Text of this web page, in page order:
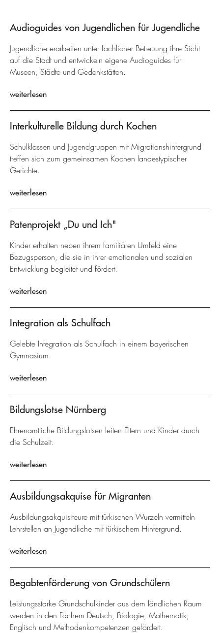
Audioguides von Jugendlichen für Jugendliche
Jugendliche erarbeiten unter fachlicher Betreuung ihre Sicht
auf die Stadt und entwickeln eigene Audioguides für
Museen, Städte und Gedenkstätten.
weiterlesen
Interkulturelle Bildung durch Kochen
Schulklassen und Jugendgruppen mit Migrationshintergrund
treffen sich zum gemeinsamen Kochen landestypischer
Gerichte.
weiterlesen
Patenprojekt „Du und Ich"
Kinder erhalten neben ihrem familiären Umfeld eine
Bezugsperson, die sie in ihrer emotionalen und sozialen
Entwicklung begleitet und fördert.
weiterlesen
Integration als Schulfach
Gelebte Integration als Schulfach in einem bayerischen
Gymnasium.
weiterlesen
Bildungslotse Nürnberg
Ehrenamtliche Bildungslotsen leiten Eltern und Kinder durch
die Schulzeit.
weiterlesen
Ausbildungsakquise für Migranten
Ausbildungsakquisiteure mit türkischen Wurzeln vermitteln
Lehrstellen an Jugendliche mit türkischem Hintergrund.
weiterlesen
Begabtenförderung von Grundschülern
Leistungsstarke Grundschulkinder aus dem ländlichen Raum
werden in den Fächern Deutsch, Biologie, Mathematik,
Englisch und Methodenkompetenzen gefördert.